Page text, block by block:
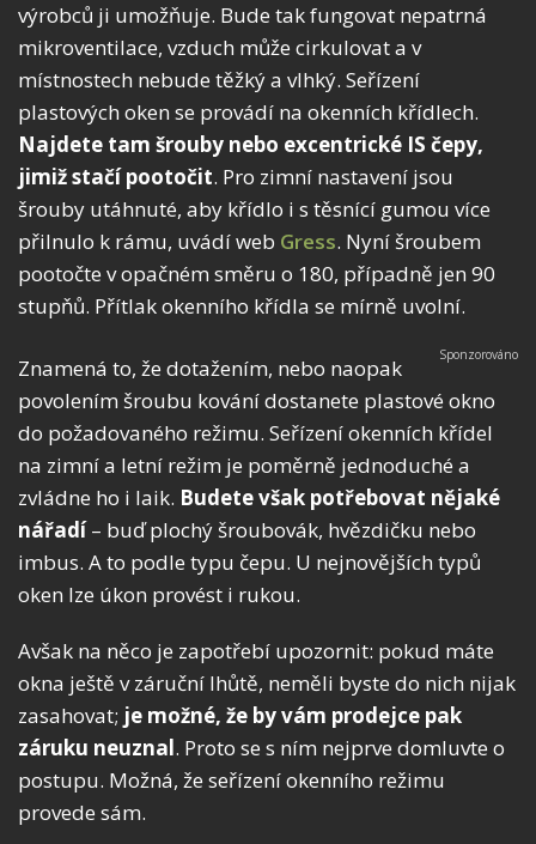
výrobců ji umožňuje. Bude tak fungovat nepatrná
mikroventilace, vzduch může cirkulovat a v
místnostech nebude těžký a vlhký. Seřízení
plastových oken se provádí na okenních křídlech.
Najdete tam šrouby nebo excentrické IS čepy,
jimiž stačí pootočit. Pro zimní nastavení jsou
šrouby utáhnuté, aby křídlo i s těsnící gumou více
přilnulo k rámu, uvádí web Gress. Nyní šroubem
pootočte v opačném směru o 180, případně jen 90
stupňů. Přítlak okenního křídla se mírně uvolní.
Znamená to, že dotažením, nebo naopak
povolením šroubu kování dostanete plastové okno
do požadovaného režimu. Seřízení okenních křídel
na zimní a letní režim je poměrně jednoduché a
zvládne ho i laik. Budete však potřebovat nějaké
nářadí– buď plochý šroubovák, hvězdičku nebo
imbus. A to podle typu čepu. U nejnovějších typů
oken lze úkon provést i rukou.
Avšak na něco je zapotřebí upozornit: pokud máte
okna ještě v záruční lhůtě, neměli byste do nich nijak
zasahovat; je možné, že by vám prodejce pak
záruku neuznal. Proto se s ním nejprve domluvte o
postupu. Možná, že seřízení okenního režimu
provede sám.